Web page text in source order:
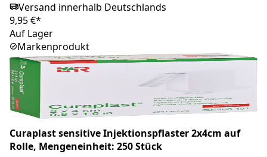
Versand innerhalb Deutschlands
9,95 €*
Auf Lager
Markenprodukt
Curaplast sensitive Injektionspflaster 2x4cm auf
Rolle, Mengeneinheit: 250 Stück